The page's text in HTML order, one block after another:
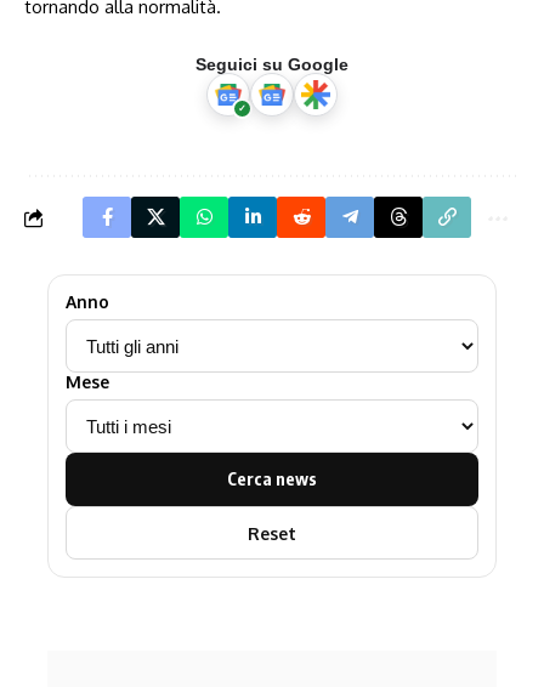
tornando alla normalità.
Seguici su Google
Anno
Mese
Cerca news
Reset